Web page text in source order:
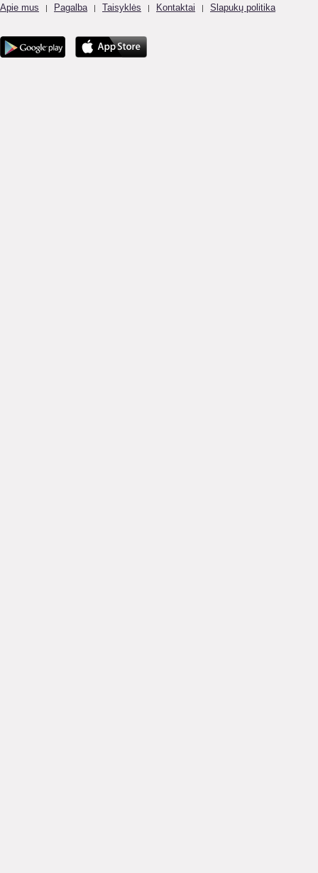
Apie mus | Pagalba | Taisyklės | Kontaktai | Slapukų politika